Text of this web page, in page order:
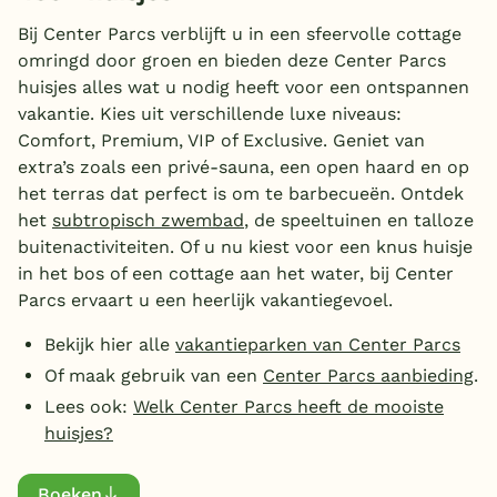
Overdekt zwembad
Wildwaterbaan
Indoor speeltuin
Alle populaire faciliteiten
Keuzehulp
Bestemmingen
Veluwe
Texel
Bij Center Parcs verblijft u in een sfeervolle cottage
omringd door groen en bieden deze Center Parcs
huisjes alles wat u nodig heeft voor een ontspannen
vakantie. Kies uit verschillende luxe niveaus:
Comfort, Premium, VIP of Exclusive. Geniet van
extra’s zoals een privé-sauna, een open haard en op
het terras dat perfect is om te barbecueën. Ontdek
het subtropisch zwembad, de speeltuinen en talloze
buitenactiviteiten. Of u nu kiest voor een knus huisje
in het bos of een cottage aan het water, bij Center
Parcs ervaart u een heerlijk vakantiegevoel.
Bekijk hier alle vakantieparken van Center Parcs
Of maak gebruik van een Center Parcs aanbieding.
Lees ook: Welk Center Parcs heeft de mooiste
huisjes?
Luxe bungalow(14)
Wellness bungalow(32)
Personen
2 personen
3 personen
4 personen(147)
5 personen (14)
6 personen (124)
7 personen(1)
8 personen(59)
10 personen
12 personen
Toonmeer filters (8)
Slaapkamers
1 slaapkamer (57)
3 slaapkamers(137)
4 slaapkamers(62)
5 slaapkamers(9)
7 slaapkamers
Toon meer filters (5)
Badkamers
1 badkamer (227)
2 badkamers
3 badkamers
5 badkamers
Extra
Sauna